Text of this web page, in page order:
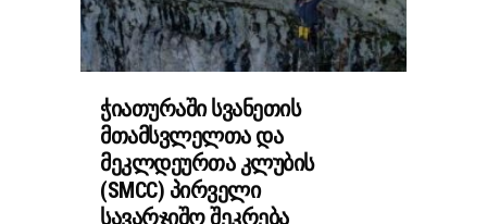
ᲭᲘᲐᲗᲣᲠᲐᲨᲘ ᲡᲕᲐᲜᲔᲗᲘᲡ
ᲛᲗᲐᲛᲡᲕᲚᲔᲚᲗᲐ ᲓᲐ
ᲛᲔᲙᲚᲓᲔᲣᲠᲗᲐ ᲙᲚᲣᲑᲘᲡ
(SMCC) ᲞᲘᲠᲕᲔᲚᲘ
ᲡᲐᲕᲐᲠᲯᲘᲨᲝ ᲨᲔᲙᲠᲔᲑᲐ